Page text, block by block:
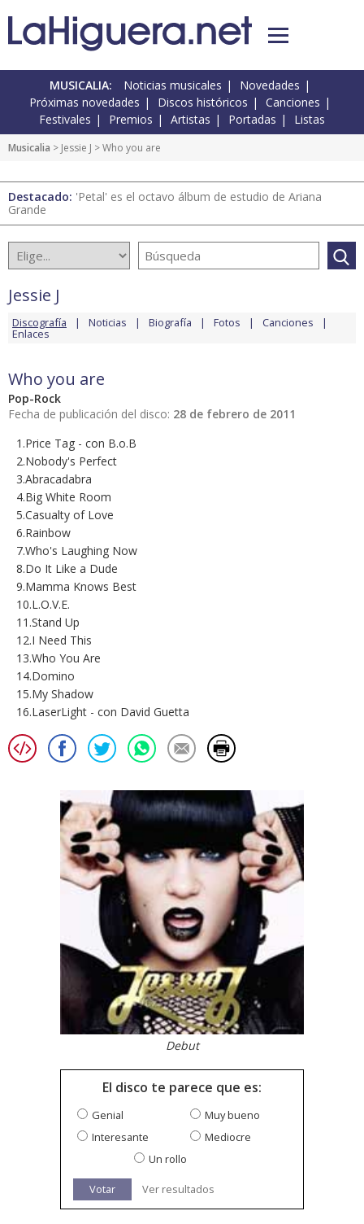
MUSICALIA: Noticias musicales
Novedades
Próximas novedades
Discos históricos
Canciones
Festivales
Premios Artistas Portadas Listas
Musicalia > Jessie J > Who you are
Destacado: 'Petal' es el octavo álbum de estudio de Ariana
Grande
Jessie J
Discografía Noticias Biografía Fotos Canciones
Enlaces
Who you are
Pop-Rock
Fecha de publicación del disco: 28 de febrero de 2011
1.Price Tag - con B.o.B
2.Nobody's Perfect
3.Abracadabra
4.Big White Room
5.Casualty of Love
6.Rainbow
7.Who's Laughing Now
8.Do It Like a Dude
9.Mamma Knows Best
10.L.O.V.E.
11.Stand Up
12.I Need This
13.Who You Are
14.Domino
15.My Shadow
16.LaserLight - con David Guetta
Debut
El disco te parece que es:
Genial
Muy bueno
Interesante
Mediocre
Un rollo
Votar Ver resultados